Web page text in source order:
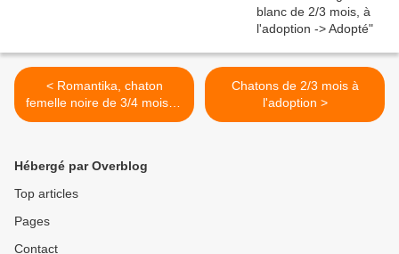
< Romantika, chaton
femelle noire de 3/4 mois, à
l'adoption -> réservée
Chatons de 2/3 mois à
l'adoption >
Hébergé par Overblog
Top articles
Pages
Contact